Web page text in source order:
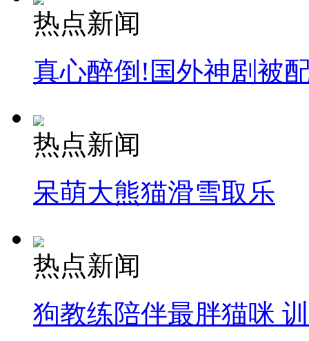
司机酒驾遇交警 急速倒车逃窜
热点新闻
真心醉倒!国外神剧被
热点新闻
呆萌大熊猫滑雪取乐
热点新闻
狗教练陪伴最胖猫咪